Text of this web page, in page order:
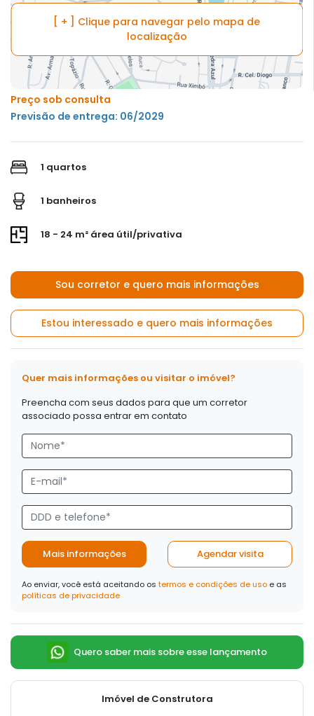
[ + ] Clique para navegar pelo mapa de
localização
Preço sob consulta
Previsão de entrega: 06/2029
1 quartos
1 banheiros
18 - 24 m² área útil/privativa
Sou corretor e quero mais informações
Estou interessado e quero mais informações
Quer mais informações ou visitar o imóvel?
Preencha com seus dados para que um corretor
associado possa entrar em contato
Mais informações Agendar visita
Ao enviar, você está aceitando os termos e condições de uso e as
políticas de privacidade
Quero saber mais sobre esse lançamento
Imóvel de Construtora